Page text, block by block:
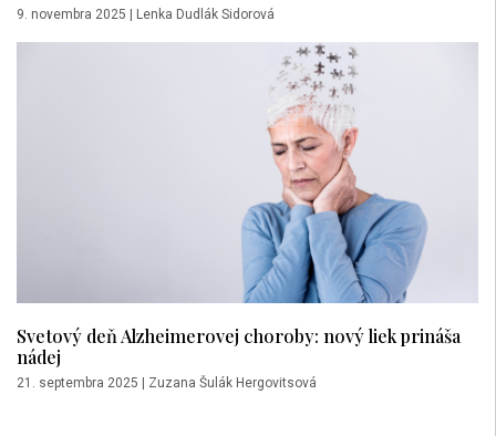
9. novembra 2025 | Lenka Dudlák Sidorová
Svetový deň Alzheimerovej choroby: nový liek prináša
nádej
21. septembra 2025 | Zuzana Šulák Hergovitsová